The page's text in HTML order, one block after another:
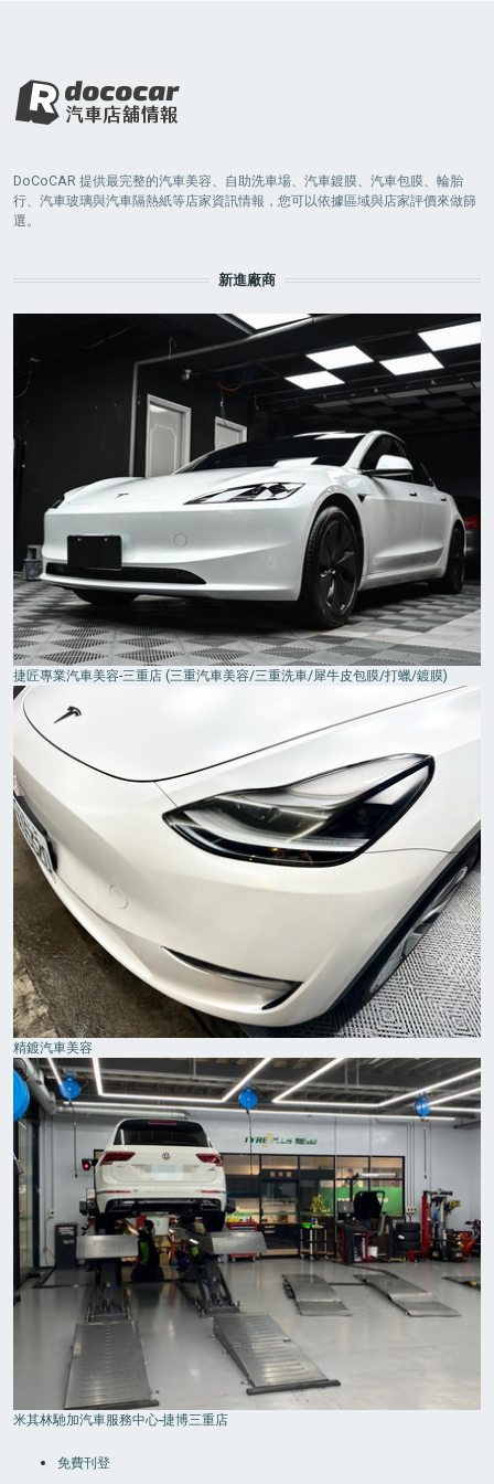
DoCoCAR 提供最完整的汽車美容、自助洗車場、汽車鍍膜、汽車包膜、輪胎
行、汽車玻璃與汽車隔熱紙等店家資訊情報，您可以依據區域與店家評價來做篩
選。
新進廠商
捷匠專業汽車美容-三重店 (三重汽車美容/三重洗車/犀牛皮包膜/打蠟/鍍膜)
精鍍汽車美容
米其林馳加汽車服務中心-捷博三重店
MENU免費刊登